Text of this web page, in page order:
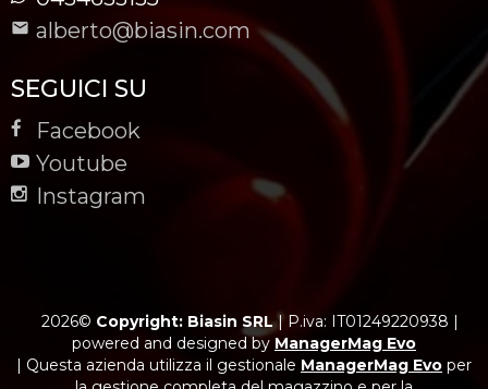
alberto@biasin.com
SEGUICI SU
Facebook
Youtube
Instagram
2026© Copyright: Biasin SRL| P.iva: IT01249220938 |
powered and designed by ManagerMag Evo
| Questa azienda utilizza il gestionale ManagerMag Evo per